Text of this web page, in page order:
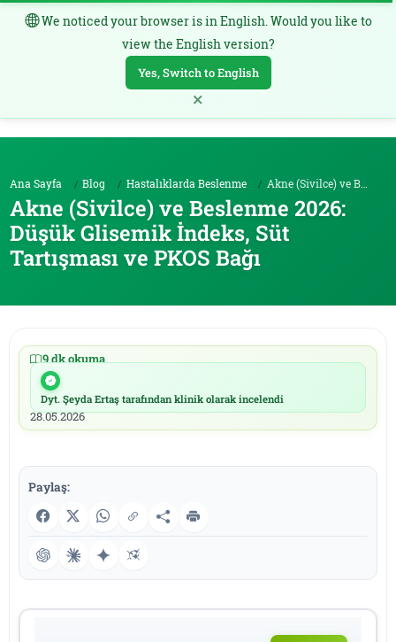
We noticed your browser is in English. Would you like to
view the English version?
Yes, Switch to English
×
TR
Ana Sayfa Blog Hastalıklarda Beslenme Akne (Sivilce) ve Beslenme 2026: Düşük Glisemik İn...
Akne (Sivilce) ve Beslenme 2026:
Düşük Glisemik İndeks, Süt
Tartışması ve PKOS Bağı
9 dk okuma
24.05.2026
28.05.2026
Dyt. Şeyda Ertaş tarafından klinik olarak incelendi
Paylaş: